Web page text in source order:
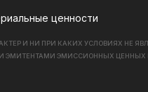
ценности
И НИ ПРИ КАКИХ УСЛОВИЯХ НЕ
ЭМИССИОННЫХ ЦЕННЫХ